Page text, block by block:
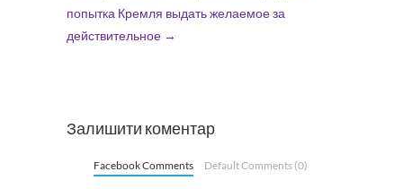
попытка Кремля выдать желаемое за
действительное →
Залишити коментар
Facebook Comments Default Comments (0)